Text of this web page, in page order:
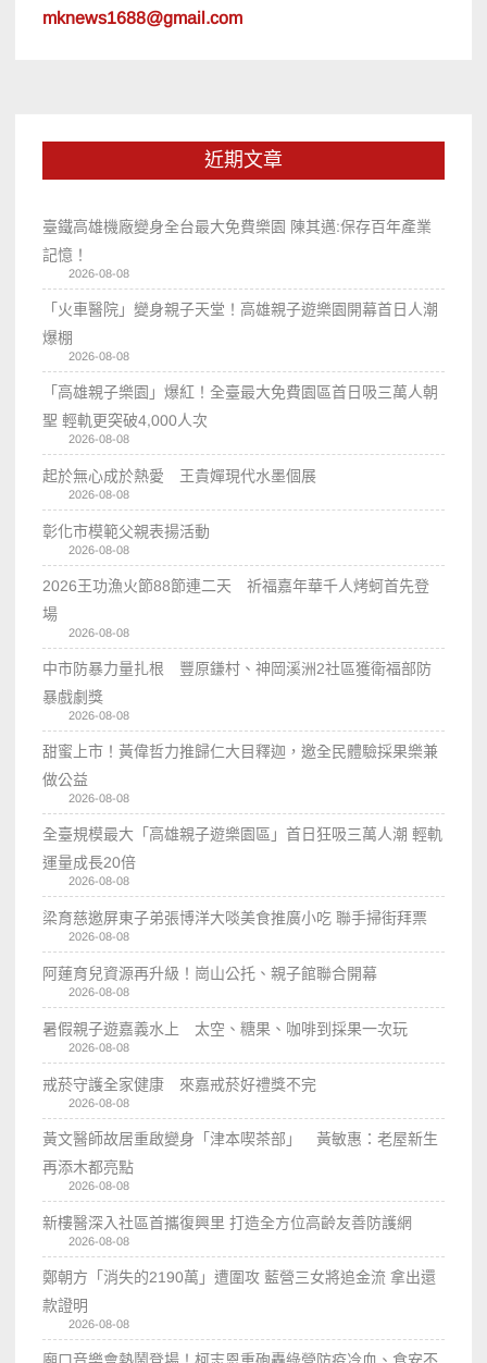
mknews1688@gmail.com
近期文章
臺鐵高雄機廠變身全台最大免費樂園 陳其邁:保存百年產業
記憶！
2026-08-08
「火車醫院」變身親子天堂！高雄親子遊樂園開幕首日人潮
爆棚
2026-08-08
「高雄親子樂園」爆紅！全臺最大免費園區首日吸三萬人朝
聖 輕軌更突破4,000人次
2026-08-08
起於無心成於熱愛 王貴嬋現代水墨個展
2026-08-08
彰化市模範父親表揚活動
2026-08-08
2026王功漁火節88節連二天 祈福嘉年華千人烤蚵首先登
場
2026-08-08
中市防暴力量扎根 豐原鎌村、神岡溪洲2社區獲衛福部防
暴戲劇獎
2026-08-08
甜蜜上市！黃偉哲力推歸仁大目釋迦，邀全民體驗採果樂兼
做公益
2026-08-08
全臺規模最大「高雄親子遊樂園區」首日狂吸三萬人潮 輕軌
運量成長20倍
2026-08-08
梁育慈邀屏東子弟張博洋大啖美食推廣小吃 聯手掃街拜票
2026-08-08
阿蓮育兒資源再升級！崗山公托、親子館聯合開幕
2026-08-08
暑假親子遊嘉義水上 太空、糖果、咖啡到採果一次玩
2026-08-08
戒菸守護全家健康 來嘉戒菸好禮獎不完
2026-08-08
黃文醫師故居重啟變身「津本喫茶部」 黃敏惠：老屋新生
再添木都亮點
2026-08-08
新樓醫深入社區首攜復興里 打造全方位高齡友善防護網
2026-08-08
鄭朝方「消失的2190萬」遭圍攻 藍營三女將追金流 拿出還
款證明
2026-08-08